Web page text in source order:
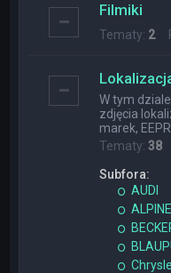
Filmiki
Tematy: 2
W tym
zdjęcia
marek,
Tematy:38
Subfora:
AUDI
ALPINE